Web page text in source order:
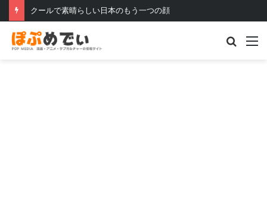
クールで素晴らしい日本のもう一つの顔
Search